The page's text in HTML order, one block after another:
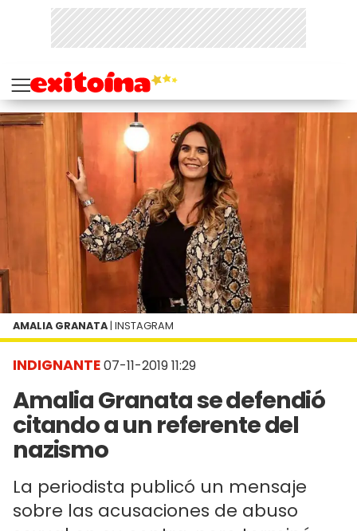
INDIGNANTE07-11-2019 11:29
Amalia Granata se defendió
citando a un referente del
nazismo
La periodista publicó un mensaje
sobre las acusaciones de abuso
AMALIA GRANATA | INSTAGRAM